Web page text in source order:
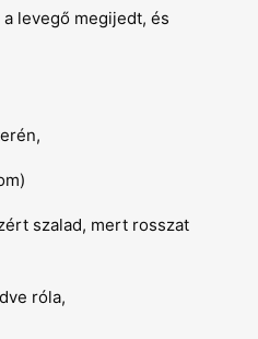
levegő megijedt, és
szalad, mert rosszat
róla,